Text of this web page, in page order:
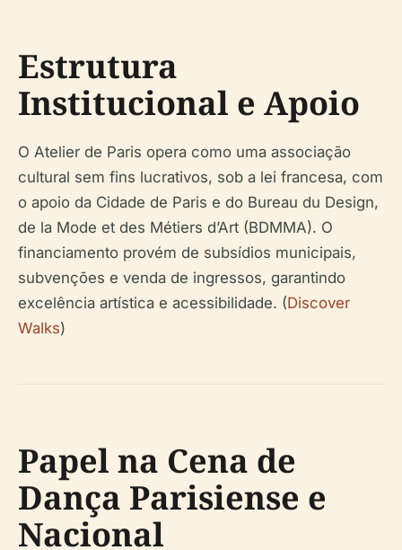
Estrutura
Institucional e Apoio
O Atelier de Paris opera como uma associação
cultural sem fins lucrativos, sob a lei francesa, com
o apoio da Cidade de Paris e do Bureau du Design,
de la Mode et des Métiers d’Art (BDMMA). O
financiamento provém de subsídios municipais,
subvenções e venda de ingressos, garantindo
excelência artística e acessibilidade. (Discover
Walks)
Papel na Cena de
Dança Parisiense e
Nacional